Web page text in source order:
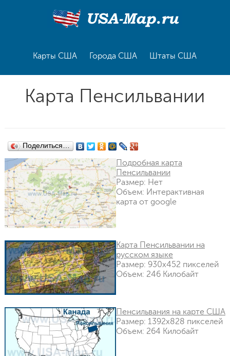
Карты США Города США Штаты США
Карта Пенсильвании
Поделиться…
Подробная карта
Пенсильвании
Размер: Нет
Объем: Интерактивная
карта от google
Карта Пенсильвании на
русском языке
Размер: 930x452 пикселей
Объем: 246 Килобайт
Пенсильвания на карте США
Размер: 1392x828 пикселей
Объем: 264 Килобайт